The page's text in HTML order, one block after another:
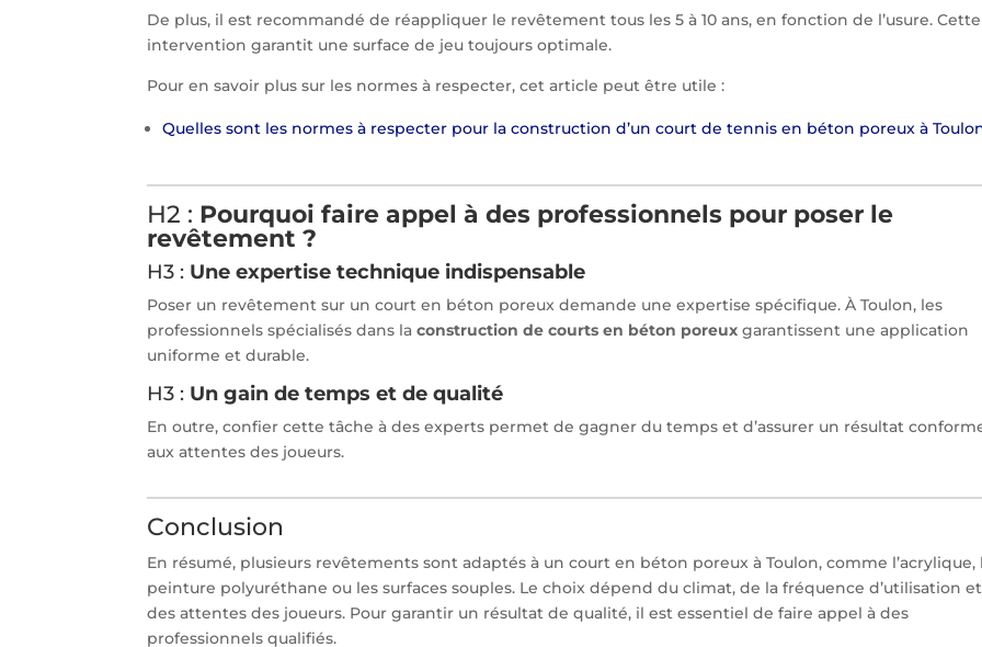
De plus, il est recommandé de réappliquer le revêtement tous les 5 à 10 ans, en fonction de l’usure. Cette
intervention garantit une surface de jeu toujours optimale.
Pour en savoir plus sur les normes à respecter, cet article peut être utile :
Quelles sont les normes à respecter pour la construction d’un court de tennis en béton poreux à
H2 : Pourquoi faire appel à des professionnels pour poser le
revêtement ?
H3 : Une expertise technique indispensable
Poser un revêtement sur un court en béton poreux demande une expertise spécifique. À Toulon, les
professionnels spécialisés dans laconstruction de courts en béton poreux garantissent une application
uniforme et durable.
H3 : Un gain de temps et de qualité
En outre, confier cette tâche à des experts permet de gagner du temps et d’assurer un résultat
aux attentes des joueurs.
Conclusion
En résumé, plusieurs revêtements sont adaptés à un court en béton poreux à Toulon, comme l’acrylique,
peinture polyuréthane ou les surfaces souples. Le choix dépend du climat, de la fréquence d’utilisation et
des attentes des joueurs. Pour garantir un résultat de qualité, il est essentiel de faire appel à des
professionnels qualifiés.